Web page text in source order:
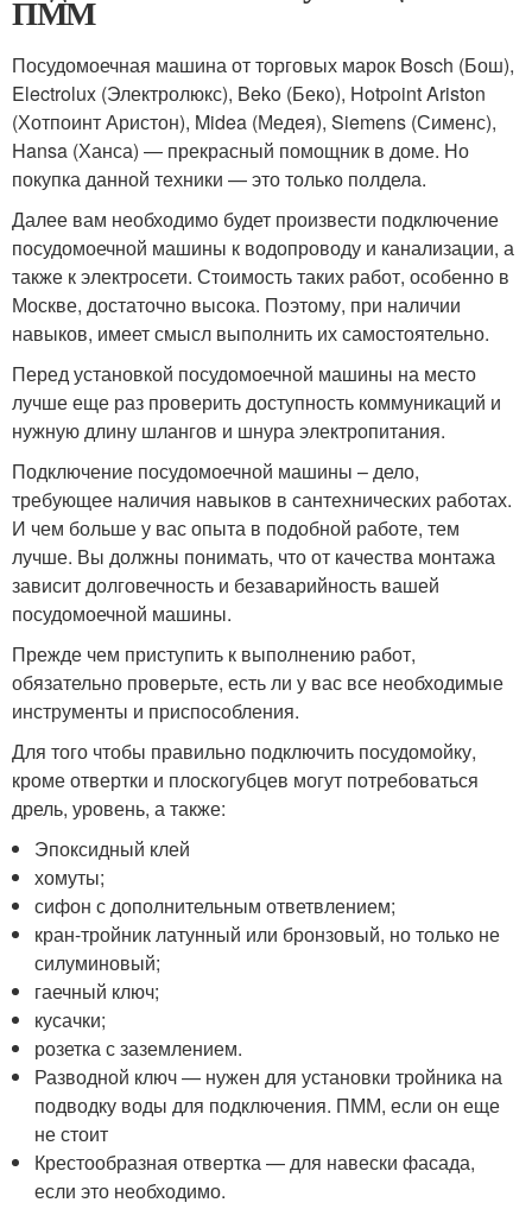
ПММ
Посудомоечная машина от торговых марок Bosch (Бош),
Electrolux (Электролюкс), Beko (Беко), Hotpoint Ariston
(Хотпоинт Аристон), Midea (Медея), Siemens (Сименс),
Hansa (Ханса) — прекрасный помощник в доме. Но
покупка данной техники — это только полдела.
Далее вам необходимо будет произвести подключение
посудомоечной машины к водопроводу и канализации, а
также к электросети. Стоимость таких работ, особенно в
Москве, достаточно высока. Поэтому, при наличии
навыков, имеет смысл выполнить их самостоятельно.
Перед установкой посудомоечной машины на место
лучше еще раз проверить доступность коммуникаций и
нужную длину шлангов и шнура электропитания.
Подключение посудомоечной машины – дело,
требующее наличия навыков в сантехнических работах.
И чем больше у вас опыта в подобной работе, тем
лучше. Вы должны понимать, что от качества монтажа
зависит долговечность и безаварийность вашей
посудомоечной машины.
Прежде чем приступить к выполнению работ,
обязательно проверьте, есть ли у вас все необходимые
инструменты и приспособления.
Для того чтобы правильно подключить посудомойку,
кроме отвертки и плоскогубцев могут потребоваться
дрель, уровень, а также:
Эпоксидный клей
хомуты;
сифон с дополнительным ответвлением;
кран-тройник латунный или бронзовый, но только не
силуминовый;
гаечный ключ;
кусачки;
розетка с заземлением.
Разводной ключ — нужен для установки тройника на
подводку воды для подключения. ПММ, если он еще
не стоит
Крестообразная отвертка — для навески фасада,
если это необходимо.